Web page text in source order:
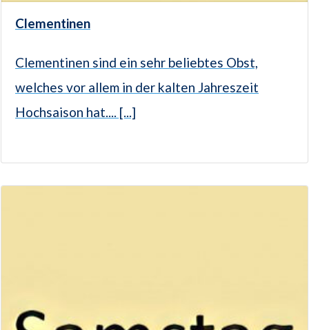
Clementinen
Clementinen sind ein sehr beliebtes Obst,
welches vor allem in der kalten Jahreszeit
Hochsaison hat.... [...]